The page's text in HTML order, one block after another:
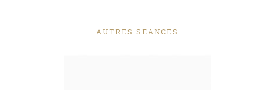
AUTRES SEANCES